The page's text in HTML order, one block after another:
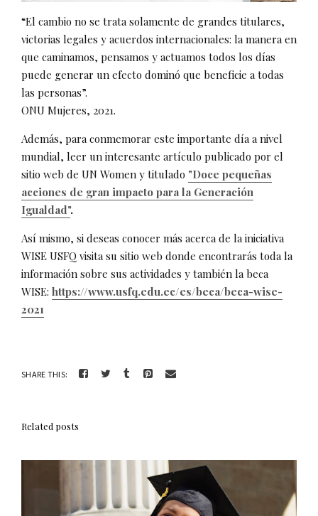
“El cambio no se trata solamente de grandes titulares,
victorias legales y acuerdos internacionales: la manera en
que caminamos, pensamos y actuamos todos los días
puede generar un efecto dominó que beneficie a todas
las personas”.
ONU Mujeres, 2021.
Además, para conmemorar este importante día a nivel
mundial, leer un interesante artículo publicado por el
sitio web de UN Women y titulado "Doce pequeñas
acciones de gran impacto para la Generación
Igualdad".
Así mismo, si deseas conocer más acerca de la iniciativa
WISE USFQ visita su sitio web donde encontrarás toda la
información sobre sus actividades y también la beca
WISE: https://www.usfq.edu.ec/es/beca/beca-wise-
2021
SHARE THIS:
Related posts